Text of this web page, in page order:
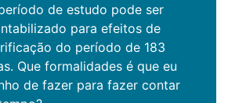
de estudo pode ser
para efeitos de
do período de 183
Que formalidades é que eu
de fazer para fazer contar